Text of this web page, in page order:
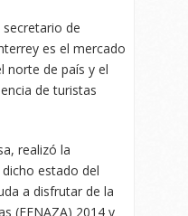
de
es el mercado
norte de país y el
de turistas
realizó la
estado del
a disfrutar de la
(FENAZA) 2014 y